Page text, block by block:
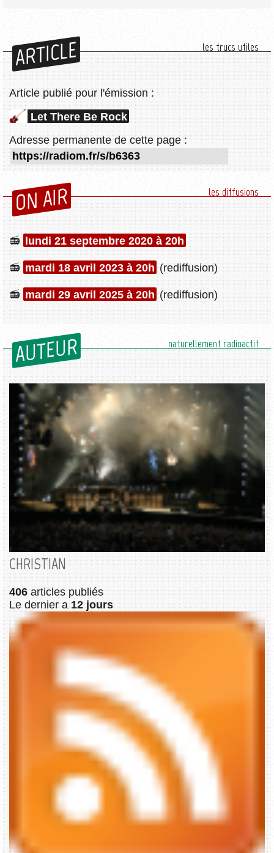
ARTICLE les trucs utiles
Article publié pour l'émission :
Let There Be Rock
Adresse permanente de cette page :
ON AIR les diffusions
lundi 21 septembre 2020 à 20h
mardi 18 avril 2023 à 20h (rediffusion)
mardi 29 avril 2025 à 20h (rediffusion)
AUTEUR naturellement radioactif
CHRISTIAN
406 articles publiés
Le dernier a 12 jours